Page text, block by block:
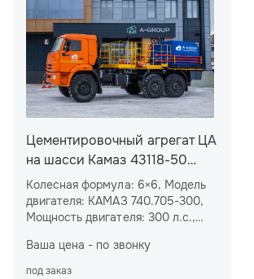
Цементировочный агрегат ЦА
на шасси Камаз 43118-50
(плунжерный насос)
Колесная формула: 6×6, Модель
двигателя: КАМАЗ 740.705-300,
Мощность двигателя: 300 л.с.,
плунжерный, Водоподающий
блок: нет
Ваша цена - по звонку
под заказ